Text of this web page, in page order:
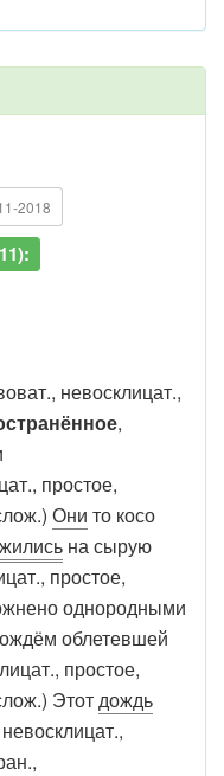
2018
невосклицат.,
,
простое,
Они то косо
на сырую
простое,
однородными
облетевшей
простое,
Этот дождь